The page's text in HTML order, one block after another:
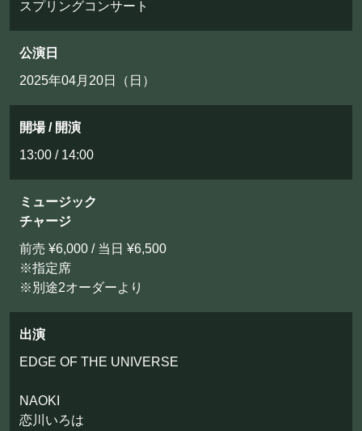
スプリングコンサート
公演日
2025年04月20日（日）
開場 / 開演
13:00 / 14:00
ミュージック
チャージ
前売 ¥6,000 / 当日 ¥6,500
※指定席
※別途2オーダーより
出演
EDGE OF THE UNIVERSE
NAOKI
恋川いろは